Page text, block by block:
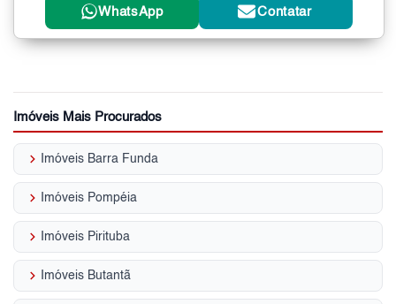
WhatsApp Contatar
Imóveis Mais Procurados
keyboard_arrow_right Imóveis Barra Funda
keyboard_arrow_right Imóveis Pompéia
keyboard_arrow_right Imóveis Pirituba
keyboard_arrow_right Imóveis Butantã